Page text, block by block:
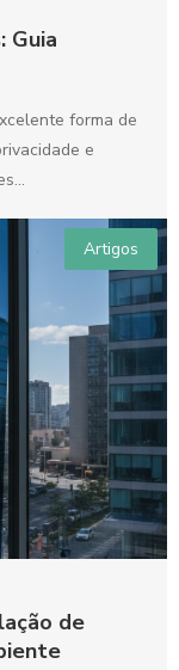
Guia
forma de
e
Artigos
de